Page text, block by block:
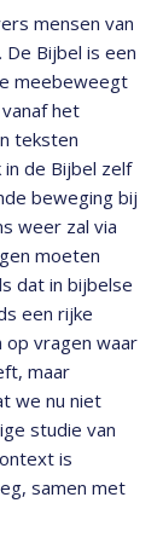
mensen van
De Bijbel is een
meebeweegt
het
teksten
in de Bijbel zelf
beweging bij
weer zal via
moeten
dat in bijbelse
een rijke
op vragen waar
maar
we nu niet
studie van
is
samen met